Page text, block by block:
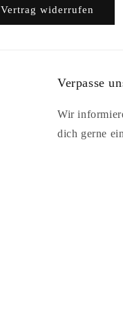
Vertrag widerrufen
Verpasse
Wir
dich gerne